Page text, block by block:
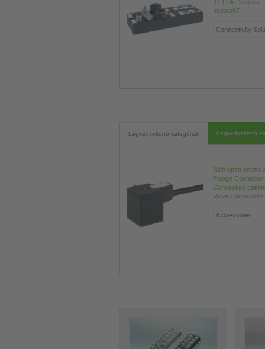
IO-Link Devices
Impact67
Legkedveltebb kategóriák Legkedveltebb
With open ended
Flange
Connection
Valve Connectors